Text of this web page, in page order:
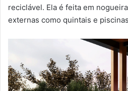
reciclável. Ela é feita em
externas como quintais e